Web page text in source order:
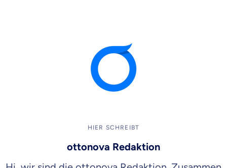
HIER SCHREIBT
ottonova Redaktion